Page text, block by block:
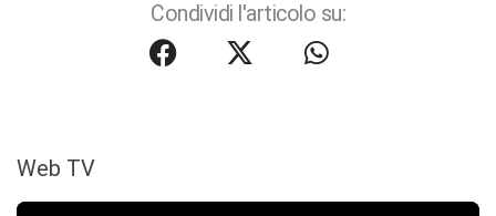
Condividi l'articolo su:
Web TV